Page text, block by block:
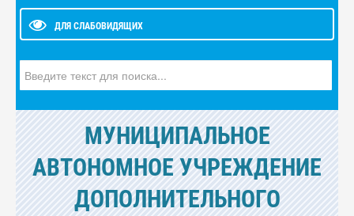
ДЛЯ СЛАБОВИДЯЩИХ
МУНИЦИПАЛЬНОЕ
АВТОНОМНОЕ УЧРЕЖДЕНИЕ
ДОПОЛНИТЕЛЬНОГО